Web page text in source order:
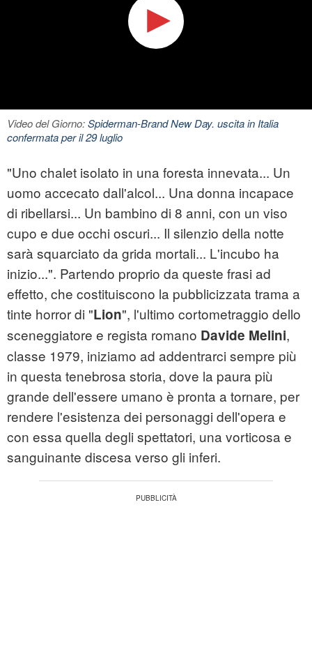
Video del Giorno:Spiderman-Brand New Day. uscita in Italia
confermata per il 29 luglio
"Uno chalet isolato in una foresta innevata... Un
uomo accecato dall'alcol... Una donna incapace
di ribellarsi... Un bambino di 8 anni, con un viso
cupo e due occhi oscuri... Il silenzio della notte
sarà squarciato da grida mortali... L'incubo ha
inizio...". Partendo proprio da queste frasi ad
effetto, che costituiscono la pubblicizzata trama a
tinte horror di "Lion", l'ultimo cortometraggio dello
sceneggiatore e regista romano Davide Melini,
classe 1979, iniziamo ad addentrarci sempre più
in questa tenebrosa storia, dove la paura più
grande dell'essere umano è pronta a tornare, per
rendere l'esistenza dei personaggi dell'opera e
con essa quella degli spettatori, una vorticosa e
sanguinante discesa verso gli inferi.